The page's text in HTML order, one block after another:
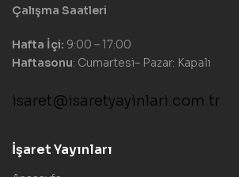
Çalışma Saatleri
Hafta İçi: 9:00 – 17:00
Haftasonu: Cumartesi– Pazar: Kapalı
isaret@isaretyayinlari.com.tr
İşaret Yayınları